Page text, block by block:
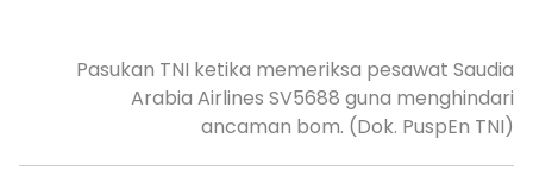
Pasukan TNI ketika memeriksa pesawat Saudia
Arabia Airlines SV5688 guna menghindari
ancaman bom. (Dok. PuspEn TNI)